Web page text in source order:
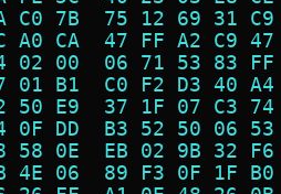
C0 7B  75 12 69 31
A0 CA  47 FF A2 C9
02 00  06 71 53 83
01 B1  C0 F2 D3 40
50 E9  37 1F 07 C3
0F DD  B3 52 50 06
58 0E  EB 02 9B 32
4E 06  89 F3 0F 1F